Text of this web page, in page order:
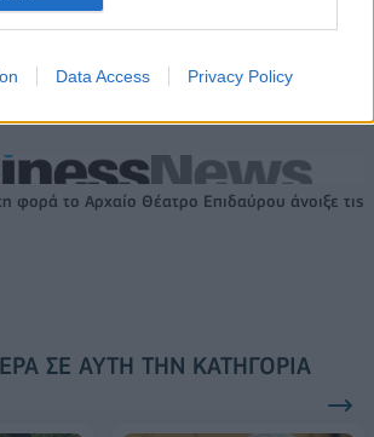
Data Access Privacy Policy
για τον ΟΤΕ στη διεθνή σειρά δεικτών
φορά το Αρχαίο Θέατρο Επιδαύρου άνοιξε τις
ΣΕ ΑΥΤΉ ΤΗΝ ΚΑΤΗΓΟΡΊΑ